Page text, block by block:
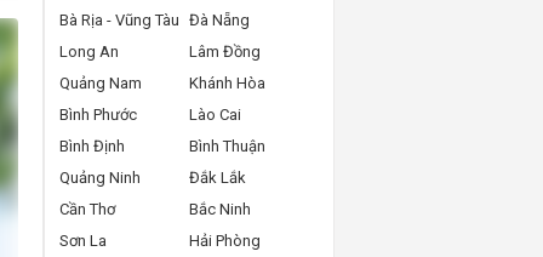
Bà Rịa - Vũng Tàu Đà Nẵng
Long An
Lâm Đồng
Quảng Nam
Khánh Hòa
Bình Phước
Lào Cai
Bình Định
Bình Thuận
Quảng Ninh
Đắk Lắk
Cần Thơ
Bắc Ninh
Sơn La
Hải Phòng